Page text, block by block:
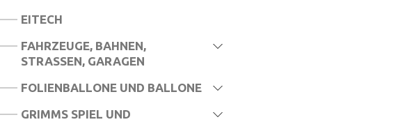
EITECH
FAHRZEUGE, BAHNEN,
STRASSEN, GARAGEN
FOLIENBALLONE UND BALLONE
GRIMMS SPIEL UND